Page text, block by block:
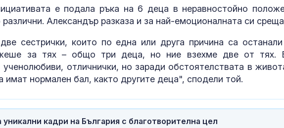
е подала ръка на 6 деца в неравностойно
Александър разказа и за най-емоционалната си
сестрички, които по една или друга причина са
за тях – общо три деца, но ние взехме две от тях.
ученолюбиви, отличнички, но заради обстоятелствата в
нормален бал, както другите деца", сподели той.
кадри на България с благотворителна цел
Пожар в склад на
пловдивски завод,
РИОСВ следи въздуха
Шофьор на “Порше” си
спретна гонка с
полицията и блъсна
патрулката
матката
Екипът на
Габровски
борец след